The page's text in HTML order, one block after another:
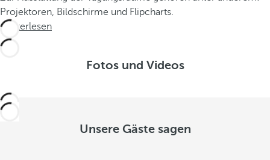
Projektoren, Bildschirme und Flipcharts.
Weiterlesen
Fotos und Videos
Unsere Gäste sagen